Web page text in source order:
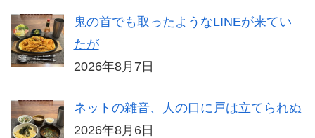
鬼の首でも取ったようなLINEが来てい
たが
2026年8月7日
ネットの雑音、人の口に戸は立てられぬ
2026年8月6日